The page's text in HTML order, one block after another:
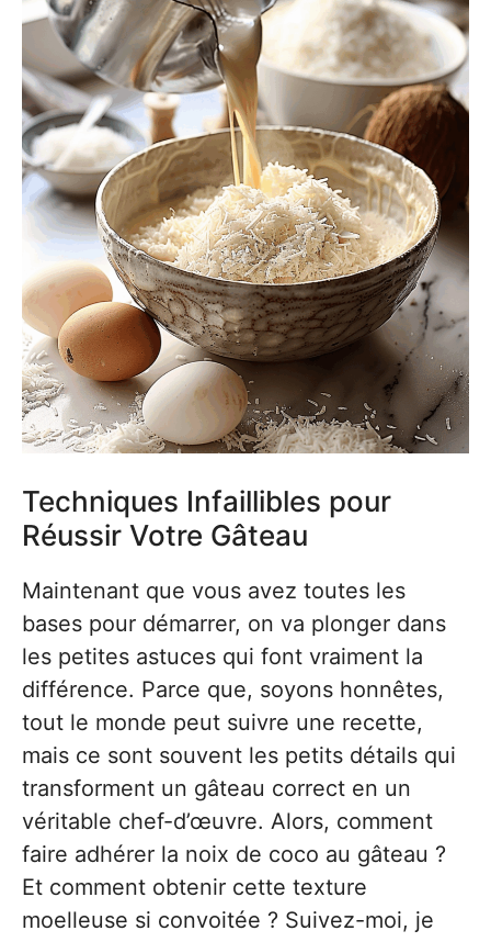
Techniques Infaillibles pour
Réussir Votre Gâteau
Maintenant que vous avez toutes les
bases pour démarrer, on va plonger dans
les petites astuces qui font vraiment la
différence. Parce que, soyons honnêtes,
tout le monde peut suivre une recette,
mais ce sont souvent les petits détails qui
transforment un gâteau correct en un
véritable chef-d’œuvre. Alors, comment
faire adhérer la noix de coco au gâteau ?
Et comment obtenir cette texture
moelleuse si convoitée ? Suivez-moi, je